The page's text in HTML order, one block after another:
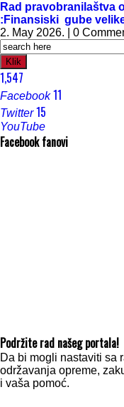
Rad pravobranilaštva
:Finansiski gube
2. May 2026. | 0
Klik
1,547
Facebook 11
Twitter 15
YouTube
Facebook fanovi
Podržite rad našeg portala!
Da bi mogli nastaviti sa
održavanja opreme,
i vaša pomoć.